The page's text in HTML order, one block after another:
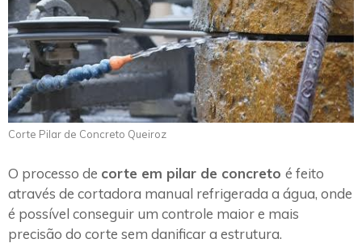
Corte Pilar de Concreto Queiroz
O processo de corte em pilar de concreto é feito
através de cortadora manual refrigerada a água, onde
é possível conseguir um controle maior e mais
precisão do corte sem danificar a estrutura.